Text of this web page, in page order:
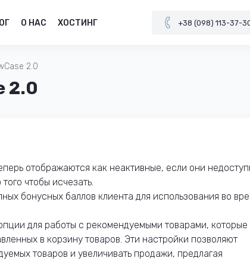
О НАС ХОСТИНГ +38 (098) 113-37-
2.0
2.0
отображаются как неактивные, если они
чтобы исчезать.
бонусных баллов клиента для использования во
для работы с рекомендуемыми товарами, которые
в корзину товаров. Эти настройки позволяют
товаров и увеличивать продажи, предлагая